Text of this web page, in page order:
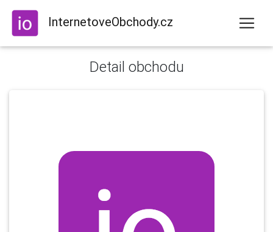
InternetoveObchody.cz
Detail obchodu